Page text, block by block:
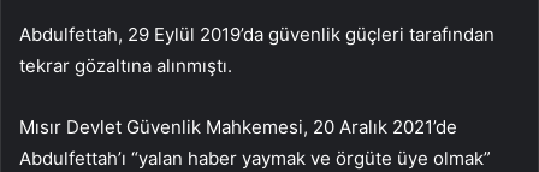
Abdulfettah, 29 Eylül 2019’da güvenlik güçleri tarafından
tekrar gözaltına alınmıştı.
Mısır Devlet Güvenlik Mahkemesi, 20 Aralık 2021’de
Abdulfettah’ı “yalan haber yaymak ve örgüte üye olmak”